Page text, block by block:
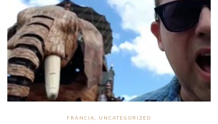
FRANCIA UNCATEGORIZED